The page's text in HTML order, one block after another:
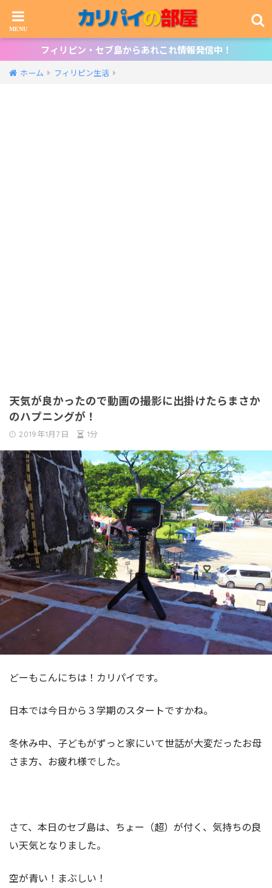
フィリピン・セブ島からあれこれ情報発信中！
ホーム フィリピン生活
天気が良かったので動画の撮影に出掛けたらまさか
のハプニングが！
2019年1月7日 1分
どーもこんにちは！カリパイです。
日本では今日から３学期のスタートですかね。
冬休み中、子どもがずっと家にいて世話が大変だったお母
さま方、お疲れ様でした。
さて、本日のセブ島は、ちょー（超）が付く、気持ちの良
い天気となりました。
空が青い！まぶしい！